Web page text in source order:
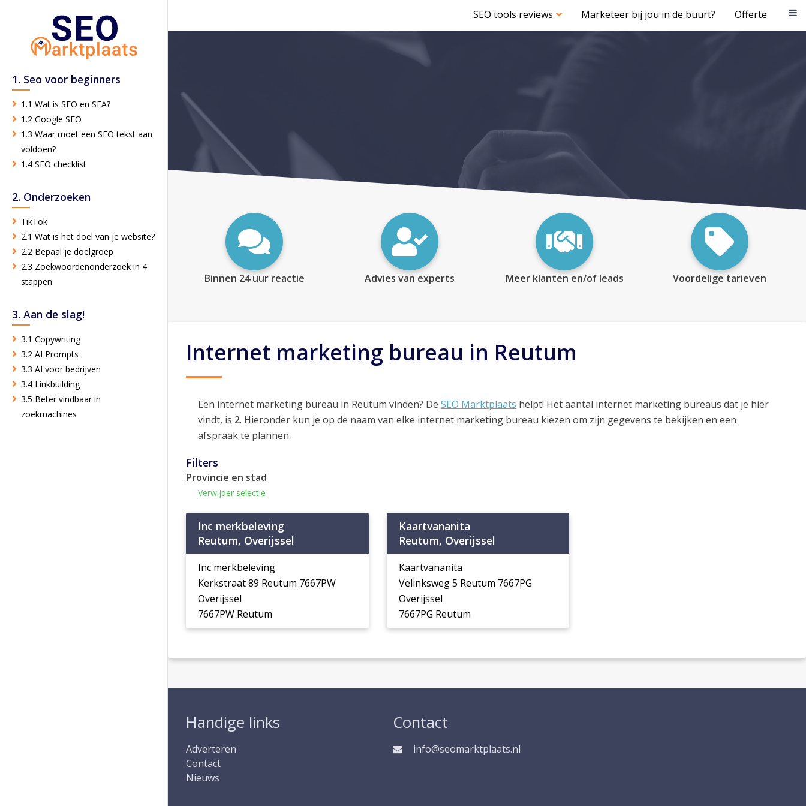
SEO tools reviews Marketeer bij jou in de buurt? Offerte
1. Seo voor beginners
1.1 Wat is SEO en SEA?
1.2 Google SEO
1.3 Waar moet een SEO tekst aan
voldoen?
1.4 SEO checklist
2. Onderzoeken
TikTok
2.1 Wat is het doel van je website?
2.2 Bepaal je doelgroep
2.3 Zoekwoordenonderzoek in 4
stappen
3. Aan de slag!
3.1 Copywriting
3.2 AI Prompts
3.3 AI voor bedrijven
3.4 Linkbuilding
3.5 Beter vindbaar in
zoekmachines
Binnen 24 uur reactie Advies van experts Meer klanten en/of leads Voordelige tarieven
Internet marketing bureau in Reutum
Een internet marketing bureau in Reutum vinden? De SEO Marktplaats helpt! Het aantal internet marketing bureaus dat je hier
vindt, is 2. Hieronder kun je op de naam van elke internet marketing bureau kiezen om zijn gegevens te bekijken en een
afspraak te plannen.
Filters
Provincie en stad
Verwijder selectie
Inc merkbeleving
Reutum, Overijssel
Inc merkbeleving
Kerkstraat 89 Reutum 7667PW
Overijssel
7667PW Reutum
Kaartvananita
Reutum, Overijssel
Kaartvananita
Velinksweg 5 Reutum 7667PG
Overijssel
7667PG Reutum
Handige links
Adverteren
Contact
Nieuws
Contact
info@seomarktplaats.nl